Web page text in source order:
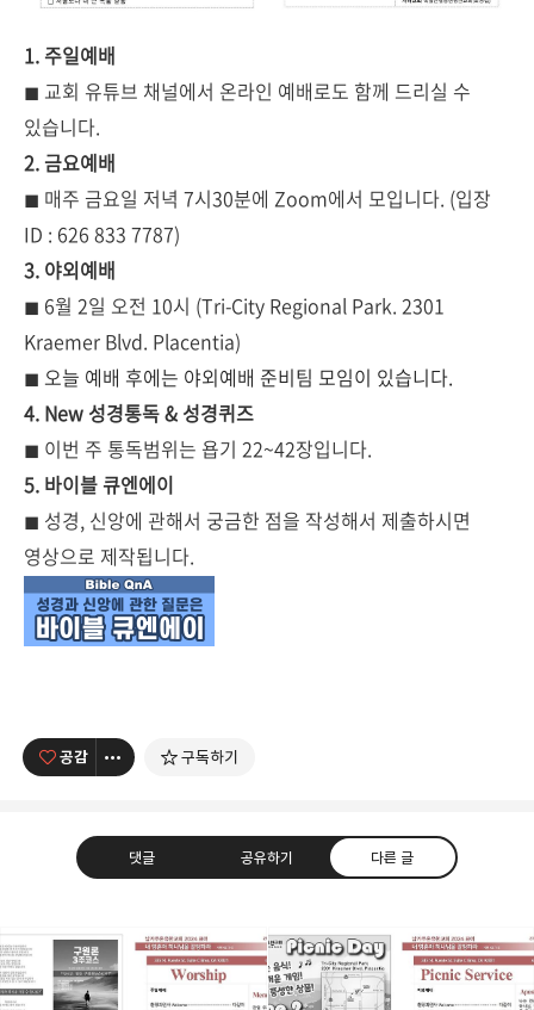
1. 주일예배
◼ 교회 유튜브 채널에서 온라인 예배로도 함께 드리실 수
있습니다.
2. 금요예배
◼ 매주 금요일 저녁 7시30분에 Zoom에서 모입니다. (입장
ID : 626 833 7787)
3. 야외예배
◼ 6월 2일 오전 10시 (Tri-City Regional Park. 2301
Kraemer Blvd. Placentia)
◼ 오늘 예배 후에는 야외예배 준비팀 모임이 있습니다.
4. New 성경통독 & 성경퀴즈
◼ 이번 주 통독범위는 욥기 22~42장입니다.
5. 바이블 큐엔에이
◼ 성경, 신앙에 관해서 궁금한 점을 작성해서 제출하시면
영상으로 제작됩니다.
공감 구독하기
댓글 공유하기 다른 글
남가주온유한교회